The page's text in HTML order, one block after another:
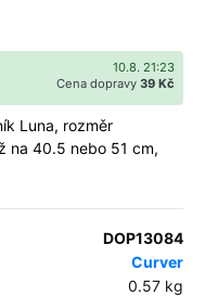
10.8. 21:23
Cena dopravy 39 Kč
Luna, rozměr
na 40.5 nebo 51 cm,
DOP13084
Curver
0.57 kg